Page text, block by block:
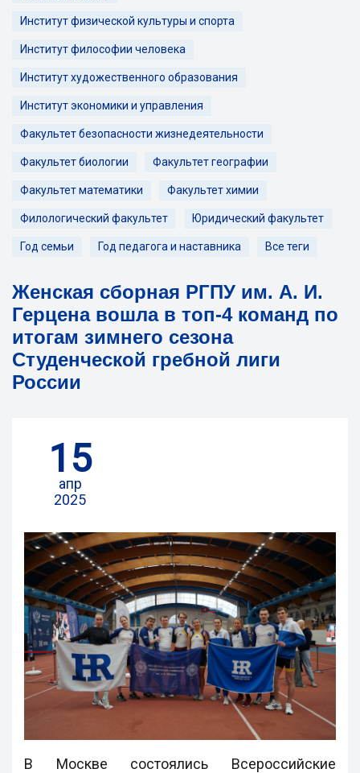
Институт физической культуры и спорта
Институт философии человека
Институт художественного образования
Институт экономики и управления
Факультет безопасности жизнедеятельности
Факультет биологии Факультет географии
Факультет математики Факультет химии
Филологический факультет Юридический факультет
Год семьи Год педагога и наставника Все теги
Женская сборная РГПУ им. А. И.
Герцена вошла в топ-4 команд по
итогам зимнего сезона
Студенческой гребной лиги
России
15
апр
2025
В Москве состоялись Всероссийские